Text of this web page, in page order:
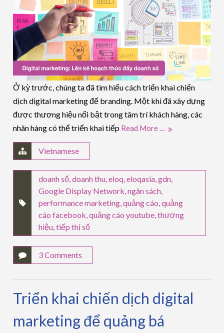
Ở kỳ trước, chúng ta đã tìm hiểu cách triển khai chiến
dịch digital marketing để branding. Một khi đã xây dựng
được thương hiệu nổi bật trong tâm trí khách hàng, các
nhãn hàng có thể triển khai tiếp Read More …
Vietnamese
doanh số,doanh thu,eloq,eloqasia,gdn,
Google Display Network,ngân sách,
performance marketing,quảng cáo,quảng
cáo facebook,quảng cáo youtube,thương
hiệu,tiếp thị số
3 Comments
Triển khai chiến dịch digital
marketing để quảng bá